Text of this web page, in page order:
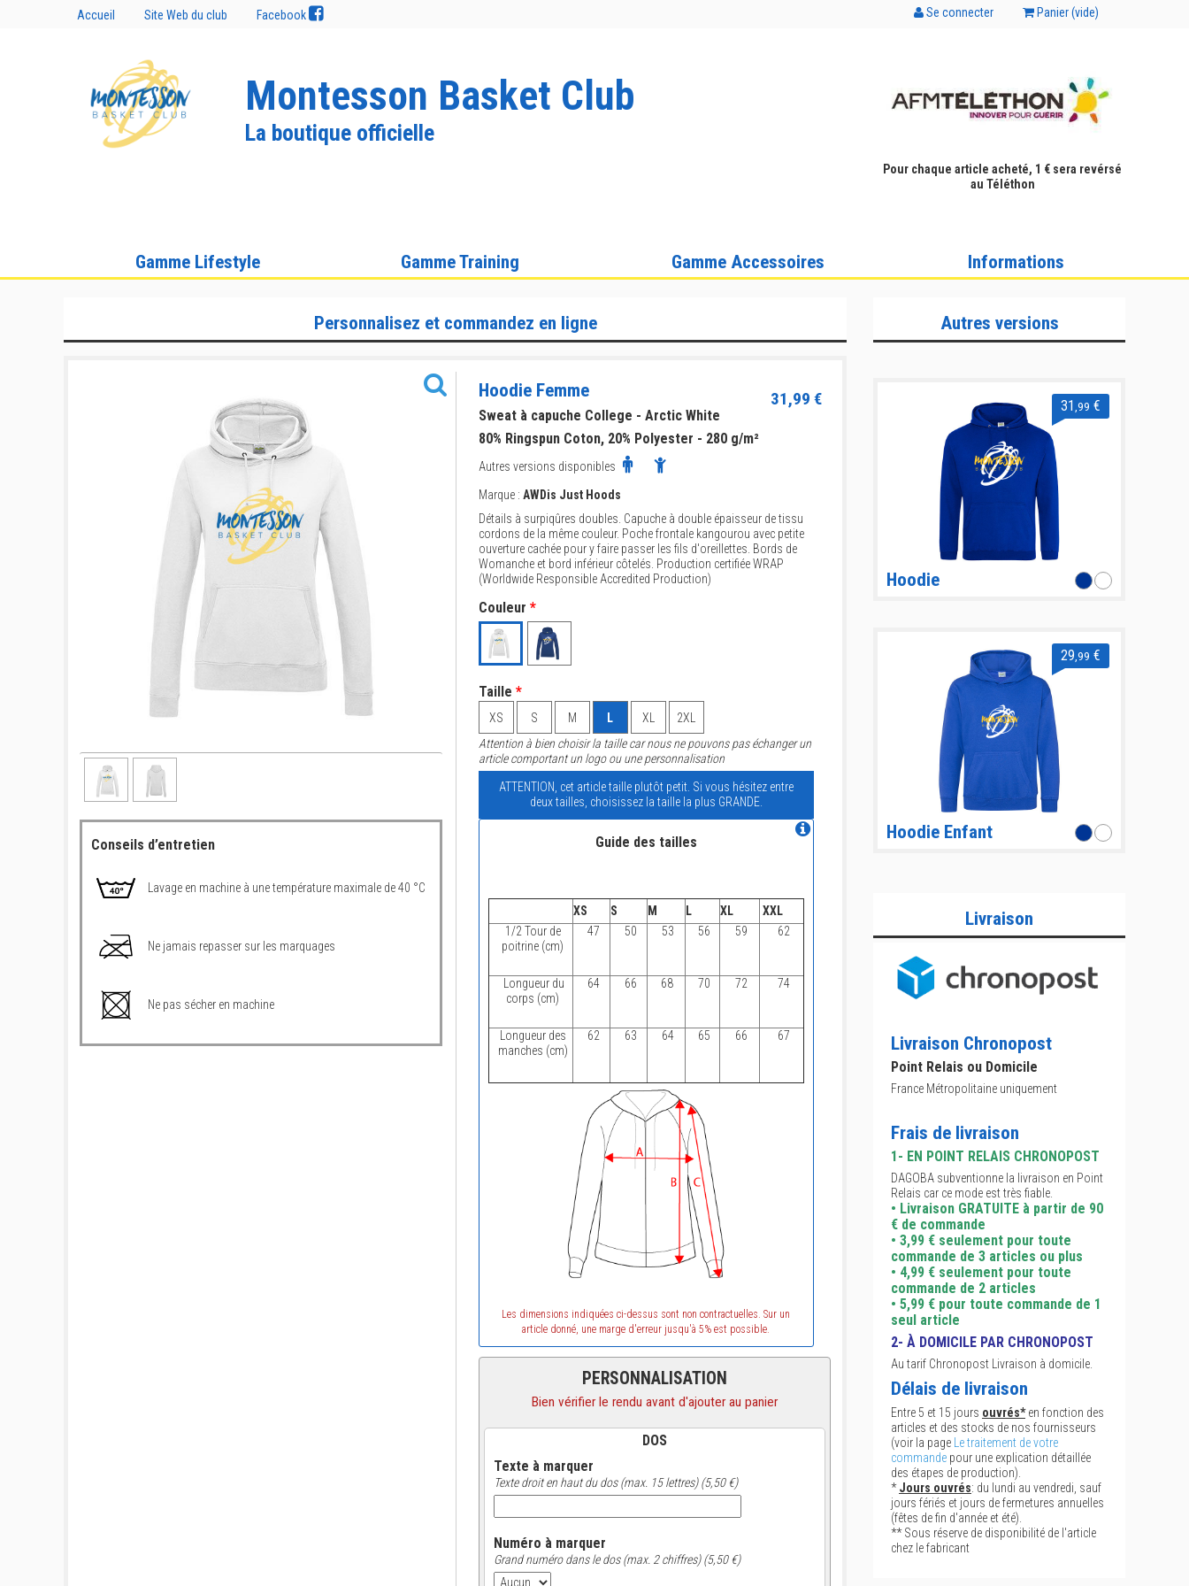
Accueil Site Web du club Facebook Se connecter Panier (vide)
Montesson Basket Club
La boutique officielle
Pour chaque article acheté, 1 € sera revérsé
au Téléthon
Gamme Lifestyle Gamme Training Gamme Accessoires Informations
Personnalisez et commandez en ligne
Conseils d’entretien
Lavage en machine à une température maximale de 40 °C
Ne jamais repasser sur les marquages
Ne pas sécher en machine
Hoodie Femme 31,99 €
Sweat à capuche College - Arctic White
80% Ringspun Coton, 20% Polyester - 280 g/m²
Autres versions disponibles
Marque : AWDis Just Hoods
Détails à surpiqûres doubles. Capuche à double épaisseur de tissu
cordons de la même couleur. Poche frontale kangourou avec petite
ouverture cachée pour y faire passer les fils d'oreillettes. Bords de
Womanche et bord inférieur côtelés. Production certifiée WRAP
(Worldwide Responsible Accredited Production)
Couleur *
Taille *
XS S M L XL
2XL
Attention à bien choisir la taille car nous ne pouvons pas échanger un
article comportant un logo ou une personnalisation
ATTENTION, cet article taille plutôt petit. Si vous hésitez entre
deux tailles, choisissez la taille la plus GRANDE.
Guide des tailles
XS S M L XL
XXL
1/2 Tour de
poitrine (cm)
47 50 53 56 59 62
Longueur du
corps (cm)
64 66 68 70 72 74
Longueur des
manches (cm)
62 63 64 65 66 67
Les dimensions indiquées ci-dessus sont non contractuelles. Sur un
article donné, une marge d'erreur jusqu'à 5% est possible.
PERSONNALISATION
Bien vérifier le rendu avant d'ajouter au panier
DOS
Texte à marquer
Texte droit en haut du dos (max. 15 lettres) (5,50 €)
Numéro à marquer
Grand numéro dans le dos (max. 2 chiffres) (5,50 €)
Autres versions
31 ,99 €
Hoodie
29 ,99 €
Hoodie Enfant
Livraison
Livraison Chronopost
Point Relais ou Domicile
France Métropolitaine uniquement
Frais de livraison
1- EN POINT RELAIS CHRONOPOST
DAGOBA subventionne la livraison en Point
Relais car ce mode est très fiable.
• Livraison GRATUITE à partir de 90
€ de commande
• 3,99 € seulement pour toute
commande de 3 articles ou plus
• 4,99 € seulement pour toute
commande de 2 articles
• 5,99 € pour toute commande de 1
seul article
2- À DOMICILE PAR CHRONOPOST
Au tarif Chronopost Livraison à domicile.
Délais de livraison
Entre 5 et 15 jours ouvrés*en fonction des
articles et des stocks de nos fournisseurs
(voir la page
Le traitement de votre
commande pour une explication détaillée
des étapes de production).
*Jours ouvrés: du lundi au vendredi, sauf
jours fériés et jours de fermetures annuelles
(fêtes de fin d'année et été).
** Sous réserve de disponibilité de l'article
chez le fabricant